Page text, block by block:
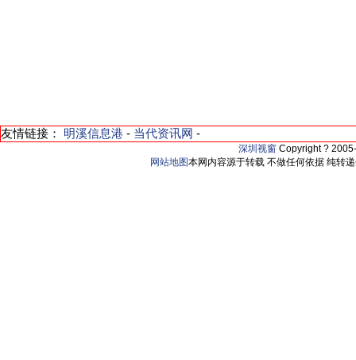
友情链接： 明溪信息港 - 当代资讯网 -
深圳视窗 Copyright ?
网站地图本网内容源于转载 不做任何依据 纯转